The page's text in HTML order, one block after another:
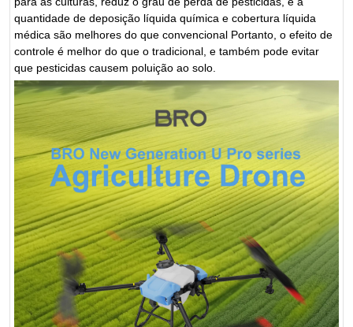
quantidade de deposição líquida química e cobertura líquida
médica são melhores do que convencional Portanto, o efeito de
controle é melhor do que o tradicional, e também pode evitar
que pesticidas causem poluição ao solo.